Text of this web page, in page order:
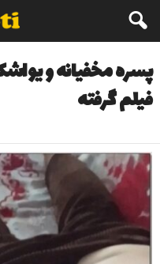
پسره مخفیانه و
فیلم گرفته